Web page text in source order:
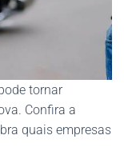
tornar
Confira a
quais empresas